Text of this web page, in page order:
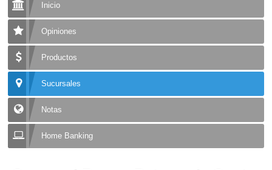
Inicio
Opiniones
Productos
Sucursales
Notas
Home Banking